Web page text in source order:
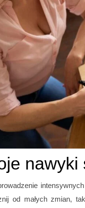
nawyki
od małych zmian,